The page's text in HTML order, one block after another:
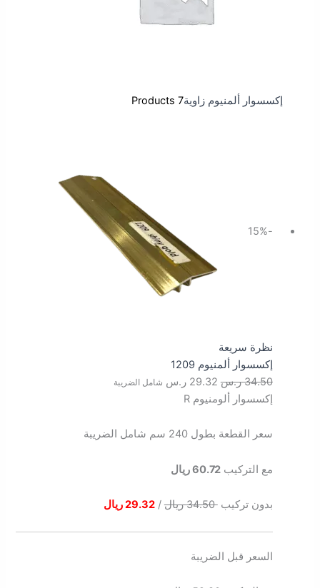
إكسسوار ألمنيوم زاوية7 Products
-15%
نظرة سريعة
إكسسوار ألمنيوم 1209
34.50 ر.س 29.32 ر.س شامل الضريبة
إكسسوار ألومنيوم R
سعر القطعة بطول 240 سم شامل الضريبة
مع التركيب60.72 ريال
بدون تركيب34.50 ريال /29.32 ريال
السعر قبل الضريبة